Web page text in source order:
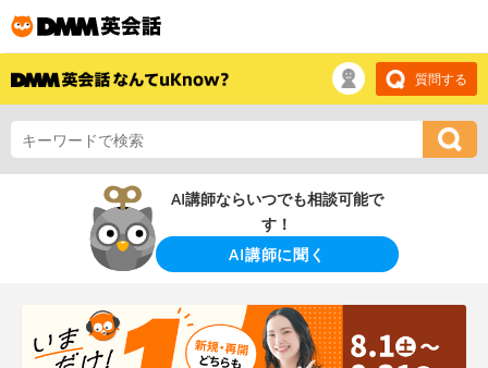
質問する
AI講師ならいつでも相談可能で
す！
AI講師に聞く